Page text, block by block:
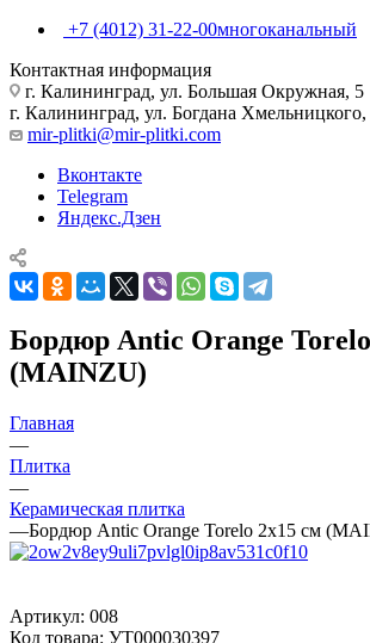
+7 (4012) 31-22-00многоканальный
Контактная информация
г. Калининград, ул. Большая Окружная, 5
г. Калининград, ул. Богдана Хмельницкого,
mir-plitki@mir-plitki.com
Вконтакте
Telegram
Яндекс.Дзен
Бордюр Antic Orange
(MAINZU)
Главная
—
Плитка
—
Керамическая плитка
—Бордюр Antic Orange Torelo 2x15 см
Артикул: 008
Код товара: УТ000030397